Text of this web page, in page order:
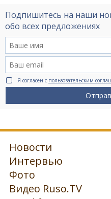
Подпишитесь на наши
обо всех предложениях
Я согласен с пользовательским
Новости
Интервью
Фото
Видео Ruso.TV